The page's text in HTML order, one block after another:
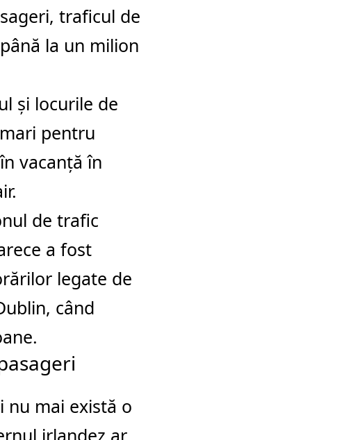
traficul de
la un milion
și locurile de
pentru
vacanță în
.
de trafic
a fost
legate de
când
nu mai există o
irlandez ar